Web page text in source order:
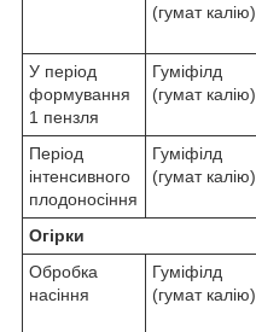
(гумат калію)
У період
формування
1 пензля
Гуміфілд
(гумат калію)
Період
інтенсивного
плодоносіння
Гуміфілд
(гумат калію)
Огірки
Обробка
насіння
Гуміфілд
(гумат калію)